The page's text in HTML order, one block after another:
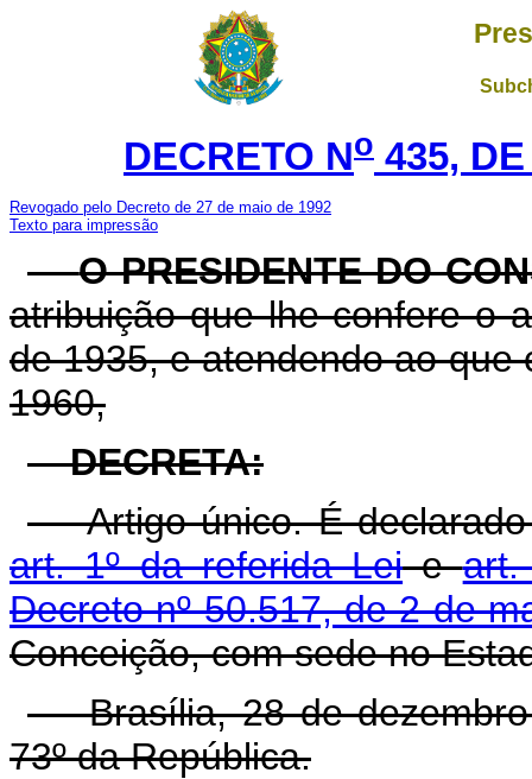
DECRETO No 435,
Revogado pelo Decreto de 27 de maio de 1992
Texto para impressão
O PRESIDENTE DO
atribuição que lhe confere o
de 1935, e atendendo ao que
1960,
DECRETA:
Artigo único. É declarado
art. 1º da referida Leieart.
Decreto nº 50.517, de 2 de
Conceição, com sede no
Brasília, 28 de dezembro
73º da República.